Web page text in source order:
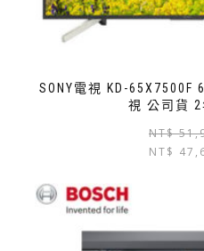
SONY電視 KD-65X7500F
視 公司貨 2
NT$
NT$